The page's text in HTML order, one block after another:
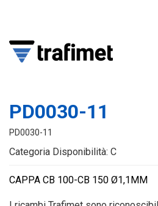
PD0030-11
PD0030-11
Categoria Disponibilità: C
CAPPA CB 100-CB 150 Ø1,1MM